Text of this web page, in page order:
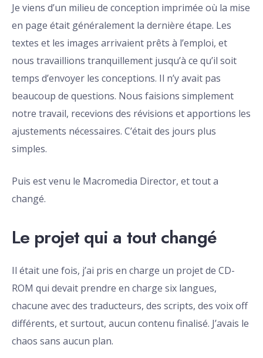
Je viens d’un milieu de conception imprimée où la mise
en page était généralement la dernière étape. Les
textes et les images arrivaient prêts à l’emploi, et
nous travaillions tranquillement jusqu’à ce qu’il soit
temps d’envoyer les conceptions. Il n’y avait pas
beaucoup de questions. Nous faisions simplement
notre travail, recevions des révisions et apportions les
ajustements nécessaires. C’était des jours plus
simples.
Puis est venu le Macromedia Director, et tout a
changé.
Le projet qui a tout changé
Il était une fois, j’ai pris en charge un projet de CD-
ROM qui devait prendre en charge six langues,
chacune avec des traducteurs, des scripts, des voix off
différents, et surtout, aucun contenu finalisé. J’avais le
chaos sans aucun plan.